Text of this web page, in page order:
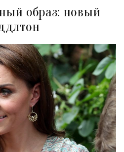
образ: новый